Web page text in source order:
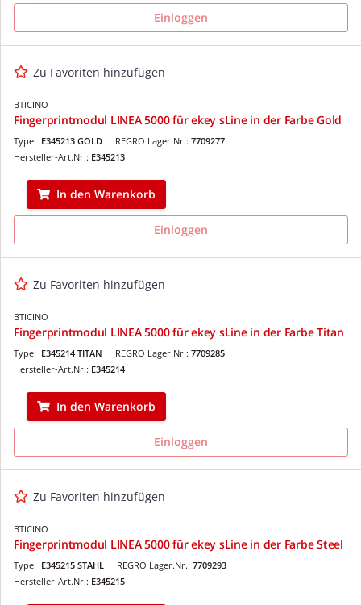
Einloggen
Zu Favoriten hinzufügen
BTICINO
Fingerprintmodul LINEA 5000 für ekey sLine in der Farbe Gold
REGRO Lager.Nr.: 7709277
Type: E345213 GOLD
Hersteller-Art.Nr.: E345213
In den Warenkorb
Einloggen
Zu Favoriten hinzufügen
BTICINO
Fingerprintmodul LINEA 5000 für ekey sLine in der Farbe Titan
REGRO Lager.Nr.: 7709285
Type: E345214 TITAN
Hersteller-Art.Nr.: E345214
In den Warenkorb
Einloggen
Zu Favoriten hinzufügen
BTICINO
Fingerprintmodul LINEA 5000 für ekey sLine in der Farbe Steel
REGRO Lager.Nr.: 7709293
Type: E345215 STAHL
Hersteller-Art.Nr.: E345215